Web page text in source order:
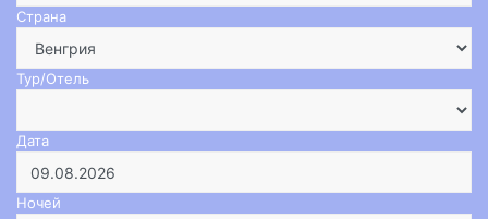
Страна
Тур/Отель
Дата
Ночей